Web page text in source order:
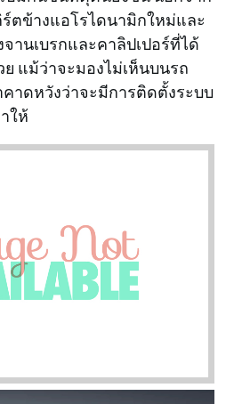
ร์ตข้างแอโรไดนามิกใหม่และ
านเบรกและคาลิปเปอร์ที่ได้
แม้ว่าจะมองไม่เห็นบนรถ
าดหวังว่าจะมีการติดตั้งระบบ
ให้